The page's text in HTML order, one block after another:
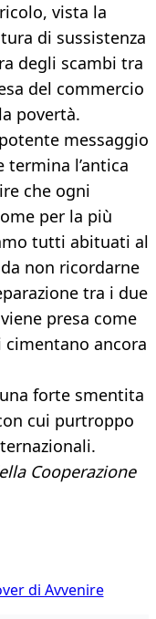
vista la
di sussistenza
degli scambi tra
del commercio
povertà.
messaggio
l’antica
che ogni
per la più
tutti abituati al
non ricordarne
tra i due
presa come
ancora
forte smentita
cui purtroppo
Cooperazione
di Avvenire